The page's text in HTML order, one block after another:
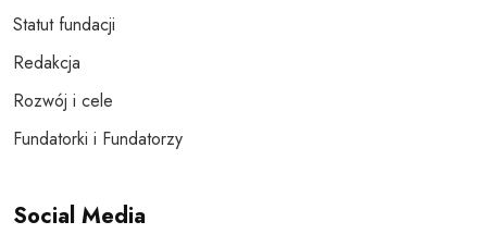
Statut fundacji
Redakcja
Rozwój i cele
Fundatorki i Fundatorzy
Social Media